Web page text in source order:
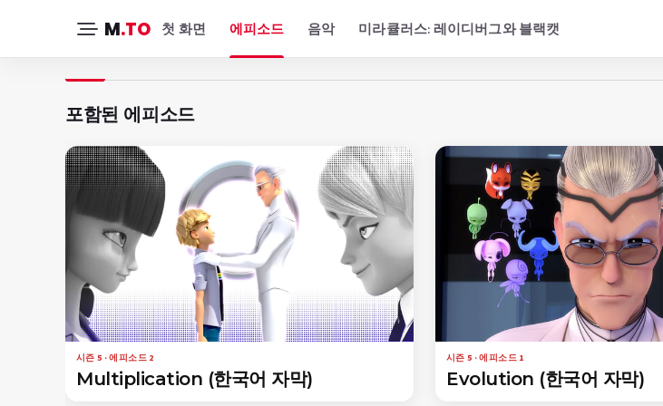
M.TO 첫 화면 에피소드 음악 미라큘러스: 레이디버그와 블랙캣
포함된 에피소드
시즌 5 · 에피소드 2
Multiplication (한국어 자막)
시즌 5 · 에피소드 1
Evolution (한국어 자막)